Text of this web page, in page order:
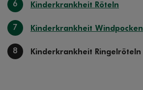
6 Kinderkrankheit Röteln
7 Kinderkrankheit Windpocken
8 Kinderkrankheit Ringelröteln